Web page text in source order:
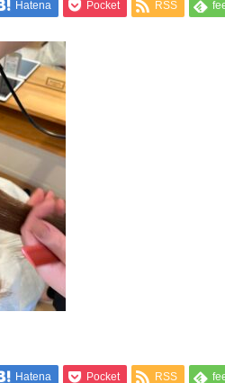
Hatena Pocket RSS
Hatena Pocket RSS